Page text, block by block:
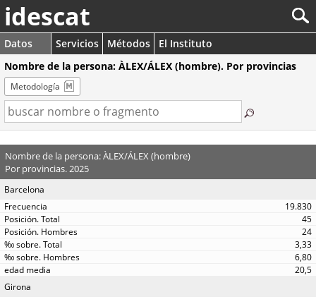
idescat
Datos Servicios Métodos
El Instituto
Nombre de la persona: ÀLEX/ÁLEX (hombre). Por provincias
Metodología
Nombre de la persona: ÀLEX/ÁLEX (hombre)
Por provincias. 2025
Barcelona
19.830
45
24
3,33
6,80
20,5
Girona